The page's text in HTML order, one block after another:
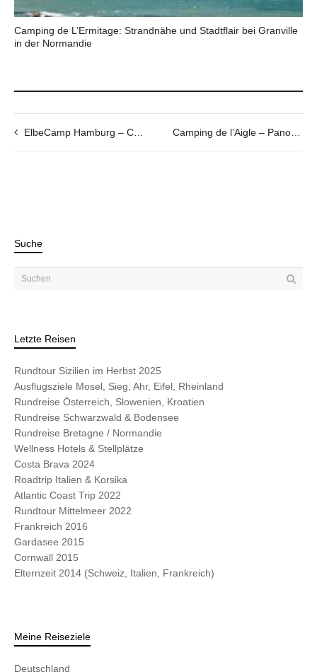
Camping de L’Ermitage: Strandnähe und Stadtflair bei Granville
in der Normandie
ElbeCamp Hamburg – Camping direkt am Elbstrand Camping de l’Aigle – Panoramacamping über dem Lac de Sainte-Croix / Verdonschlucht
Suche
Letzte Reisen
Rundtour Sizilien im Herbst 2025
Ausflugsziele Mosel, Sieg, Ahr, Eifel, Rheinland
Rundreise Österreich, Slowenien, Kroatien
Rundreise Schwarzwald & Bodensee
Rundreise Bretagne / Normandie
Wellness Hotels & Stellplätze
Costa Brava 2024
Roadtrip Italien & Korsika
Atlantic Coast Trip 2022
Rundtour Mittelmeer 2022
Frankreich 2016
Gardasee 2015
Cornwall 2015
Elternzeit 2014 (Schweiz, Italien, Frankreich)
Meine Reiseziele
Deutschland